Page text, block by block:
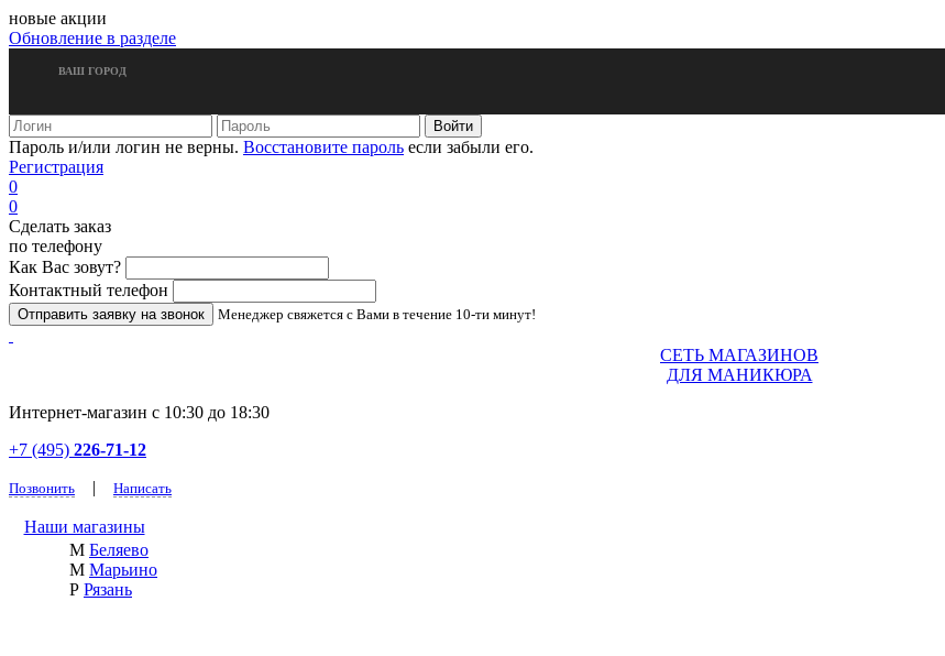
новые акции
Обновление в разделе
ВАШ ГОРОД
Пароль и/или логин не верны. Восстановите пароль если забыли его.
Регистрация
0
0
Сделать заказ
по телефону
Как Вас зовут?
Контактный телефон
Менеджер свяжется с Вами в течение 10-ти минут!
СЕТЬ МАГАЗИНОВ
ДЛЯ МАНИКЮРА
Интернет-магазин с 10:30 до 18:30
+7 (495) 226-71-12
Позвонить | Написать
Наши магазины
М Беляево
М Марьино
Р Рязань